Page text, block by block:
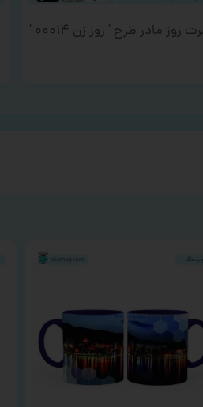
روز مادر طرح ‘ روز زن ۰۰۰۱۴ ‘